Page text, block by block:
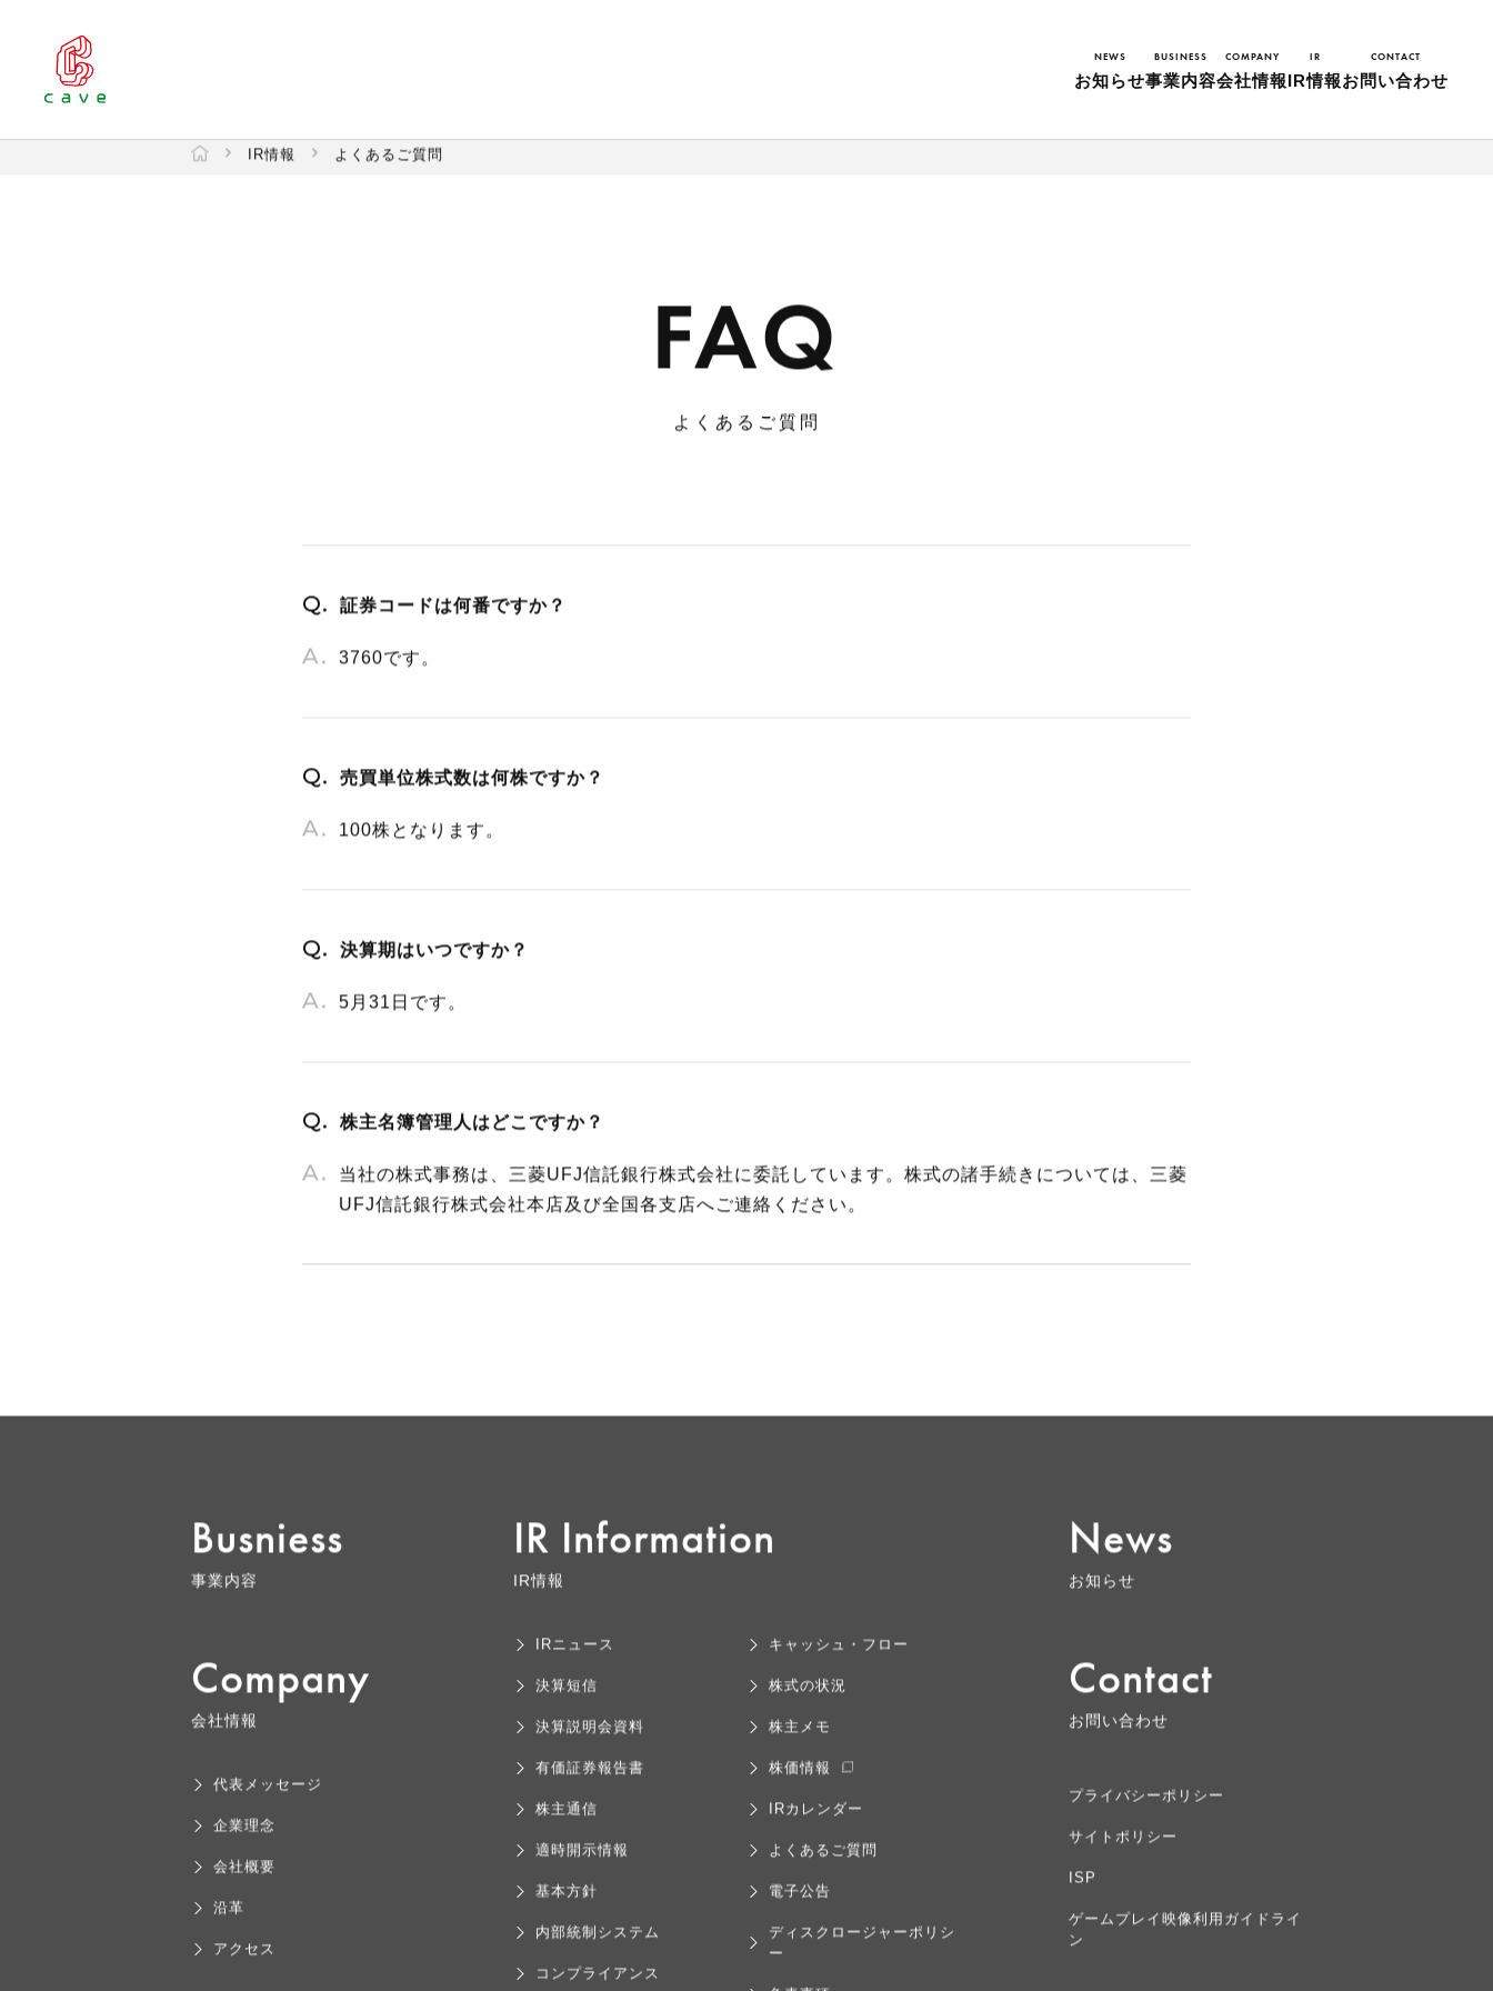
NEWS
お知らせ
BUSINESS
事業内容
COMPANY
会社情報
IR
IR情報
CONTACT
お問い合わせ
IR情報 よくあるご質問
FAQ
よくあるご質問
証券コードは何番ですか？
3760です。
売買単位株式数は何株ですか？
100株となります。
決算期はいつですか？
5月31日です。
株主名簿管理人はどこですか？
当社の株式事務は、三菱UFJ信託銀行株式会社に委託しています。株式の諸手続きについては、三菱
UFJ信託銀行株式会社本店及び全国各支店へご連絡ください。
Busniess
事業内容
Company
会社情報
代表メッセージ
企業理念
会社概要
沿革
アクセス
IR Information
IR情報
IRニュース
決算短信
決算説明会資料
有価証券報告書
株主通信
適時開示情報
基本方針
内部統制システム
コンプライアンス
キャッシュ・フロー
株式の状況
株主メモ
株価情報
IRカレンダー
よくあるご質問
電子公告
ディスクロージャーポリシ
ー
News
お知らせ
Contact
お問い合わせ
プライバシーポリシー
サイトポリシー
ISP
ゲームプレイ映像利用ガイドライ
ン